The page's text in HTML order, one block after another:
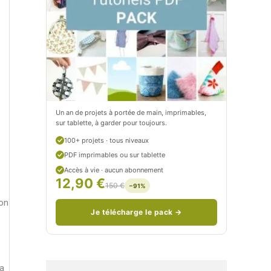
t
i
t
C
i
t
r
n
/
t
i
t
c
i
t
o
n
c
o
Un an de projets à portée de main, imprimables,
sur tablette, à garder pour toujours.
100+ projets · tous niveaux
PDF imprimables ou sur tablette
Accès à vie · aucun abonnement
12,90 €150 € −91%
Je télécharge le pack →